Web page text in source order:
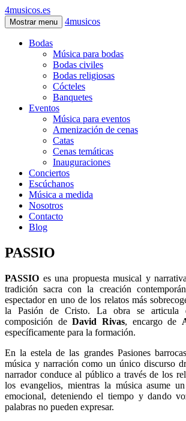
4musicos.es
Mostrar menu 4musicos
Bodas
Música para bodas
Bodas civiles
Bodas religiosas
Cócteles
Banquetes
Eventos
Música para eventos
Amenización de cenas
Catas
Cenas temáticas
Inauguraciones
Conciertos
Escúchanos
Música a medida
Nosotros
Contacto
Blog
PASSIO
PASSIO es una propuesta musical y
tradición sacra con la creación
espectador en uno de los relatos más
la Pasión de Cristo. La obra se articula
composición deDavid Rivas, encargo de
específicamente para la formación.
En la estela de las grandes Pasiones
música y narración como un único discurso
narrador conduce al público a través de los
los evangelios, mientras la música asume
emocional, deteniendo el tiempo y dando
palabras no pueden expresar.